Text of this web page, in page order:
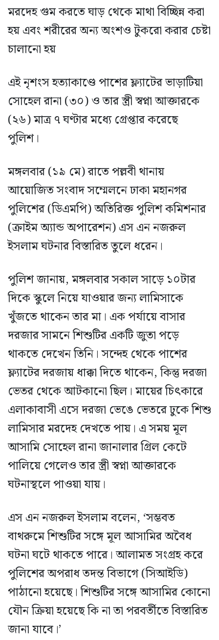
মরদেহ গুম করতে ঘাড় থেকে মাথা বিচ্ছিন্ন করা
হয় এবং শরীরের অন্য অংশও টুকরো করার চেষ্টা
চালানো হয়
এই নৃশংস হত্যাকাণ্ডে পাশের ফ্ল্যাটের ভাড়াটিয়া
সোহেল রানা (৩০) ও তার স্ত্রী স্বপ্না আক্তারকে
(২৬) মাত্র ৭ ঘণ্টার মধ্যে গ্রেপ্তার করেছে
পুলিশ।
মঙ্গলবার (১৯ মে) রাতে পল্লবী থানায়
আয়োজিত সংবাদ সম্মেলনে ঢাকা মহানগর
পুলিশের (ডিএমপি) অতিরিক্ত পুলিশ কমিশনার
(ক্রাইম অ্যান্ড অপারেশন) এস এন নজরুল
ইসলাম ঘটনার বিস্তারিত তুলে ধরেন।
পুলিশ জানায়, মঙ্গলবার সকাল সাড়ে ১০টার
দিকে স্কুলে নিয়ে যাওয়ার জন্য লামিসাকে
খুঁজতে থাকেন তার মা। এক পর্যায়ে বাসার
দরজার সামনে শিশুটির একটি জুতা পড়ে
থাকতে দেখেন তিনি। সন্দেহ থেকে পাশের
ফ্ল্যাটের দরজায় ধাক্কা দিতে থাকেন, কিন্তু দরজা
ভেতর থেকে আটকানো ছিল। মায়ের চিৎকারে
এলাকাবাসী এসে দরজা ভেঙে ভেতরে ঢুকে শিশু
লামিসার মরদেহ দেখতে পায়। এ সময় মূল
আসামি সোহেল রানা জানালার গ্রিল কেটে
পালিয়ে গেলেও তার স্ত্রী স্বপ্না আক্তারকে
ঘটনাস্থলে পাওয়া যায়।
এস এন নজরুল ইসলাম বলেন, ‘সম্ভবত
বাথরুমে শিশুটির সঙ্গে মূল আসামির অবৈধ
ঘটনা ঘটে থাকতে পারে। আলামত সংগ্রহ করে
পুলিশের অপরাধ তদন্ত বিভাগে (সিআইডি)
পাঠানো হয়েছে। শিশুটির সঙ্গে আসামির কোনো
যৌন ক্রিয়া হয়েছে কি না তা পরবর্তীতে বিস্তারিত
জানা যাবে।’